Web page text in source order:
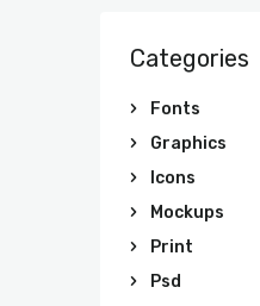
Categories
Fonts
Graphics
Icons
Mockups
Print
Psd